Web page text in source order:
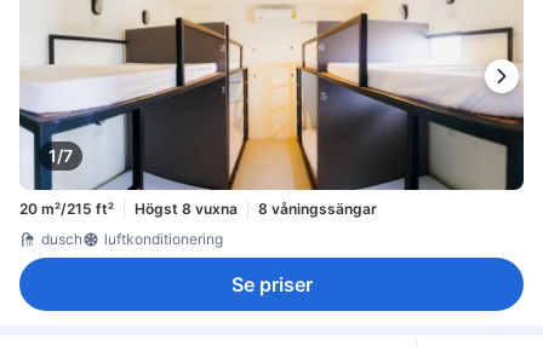
1/7
20 m²/215 ft² Högst 8 vuxna
8 våningssängar
dusch
luftkonditionering
Se priser